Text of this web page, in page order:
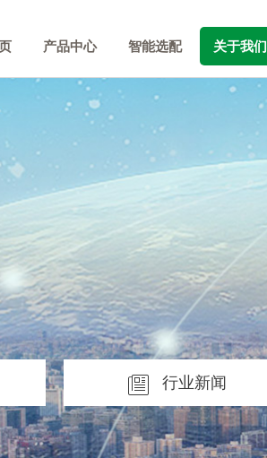
产品中心 智能选配 关于我们
行业新闻